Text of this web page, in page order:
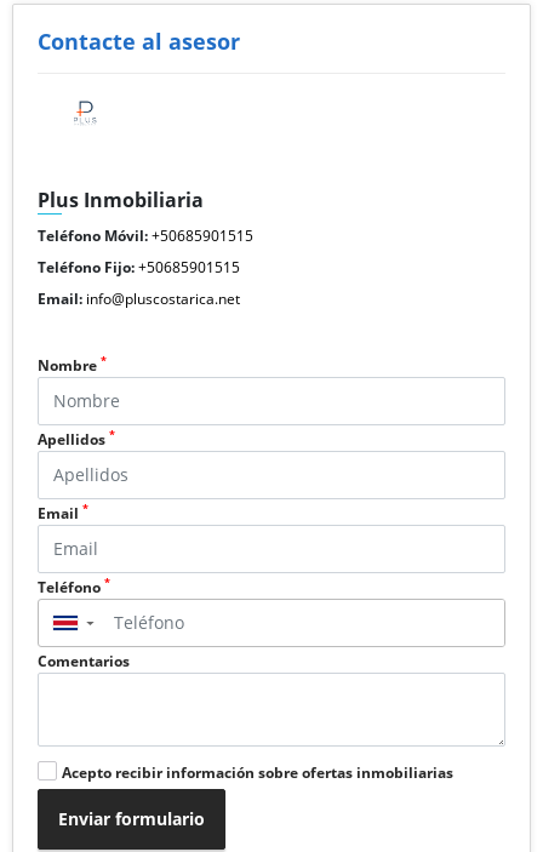
Contacte al asesor
Plus Inmobiliaria
Teléfono Móvil:+50685901515
Teléfono Fijo:+50685901515
Email: info@pluscostarica.net
Nombre *
Apellidos *
Email *
Teléfono *
▼
Comentarios
Acepto recibir información sobre ofertas inmobiliarias
Enviar formulario